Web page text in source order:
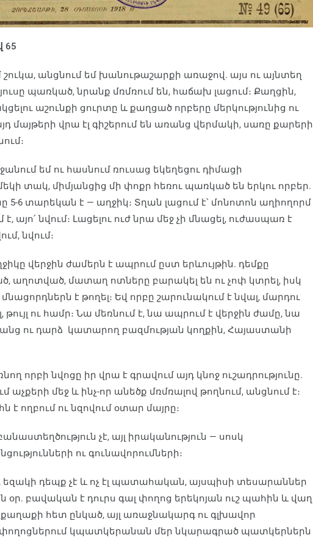
65
շուկա, անցնում եմ խանութաշարքի առաջով. այս ու այնտեղ
պառկած, նրանք մռմռում են, հաճախ լացում։ Քաղցին,
աշունքի ցուրտը և քաղցած որբերը մերկությունից ու
մայթերի վրա էլ գիշերում են առանց վերմակի, սառը քարերի
եմ ու հասնում ռուսաց եկեղեցու դիմացի
տակ, միմյանցից մի փոքր հեռու պառկած են երկու որբեր.
5-6 տարեկան է — աղջիկ։ Տղան լացում է՝ մոնոտոն աղիողորմ
այո՛ նվում։ Լացելու ուժ նրա մեջ չի մնացել, ուժասպառ է
նվում։
վերջին ժամերն է ապրում ըստ երևույթին. դեմքը
աղոտված, մատաղ ոտները բարակել են ու չոփ կտրել, իսկ
է թողել։ Եվ որբը շարունակում է նվալ, մարդու
ու համր։ Նա մեռնում է, նա ապրում է վերջին ժամը, նա
անց ու դարձ կատարող բազմության կողքին, Հայաստանի
որբի նվոցը իր վրա է գրավում այդ կնոջ ուշադրությունը.
աչքերի մեջ և ինչ-որ անեծք մռմռալով թողնում, անցնում է։
ողբում ու նզովում օտար մայրը։
չէ, այլ իրականություն — սոսկ
ու գունավորումների։
եզակի դեպք չէ և ոչ էլ պատահական, այսպիսի տեսարաններ
օր. բավական է դուրս գալ փողոց երեկոյան ուշ պահին և վաղ
հետ ընկած, այլ առաջնակարգ ու գլխավոր
փողոցներում կպատկերանան մեր նկարագրած պատկերներն